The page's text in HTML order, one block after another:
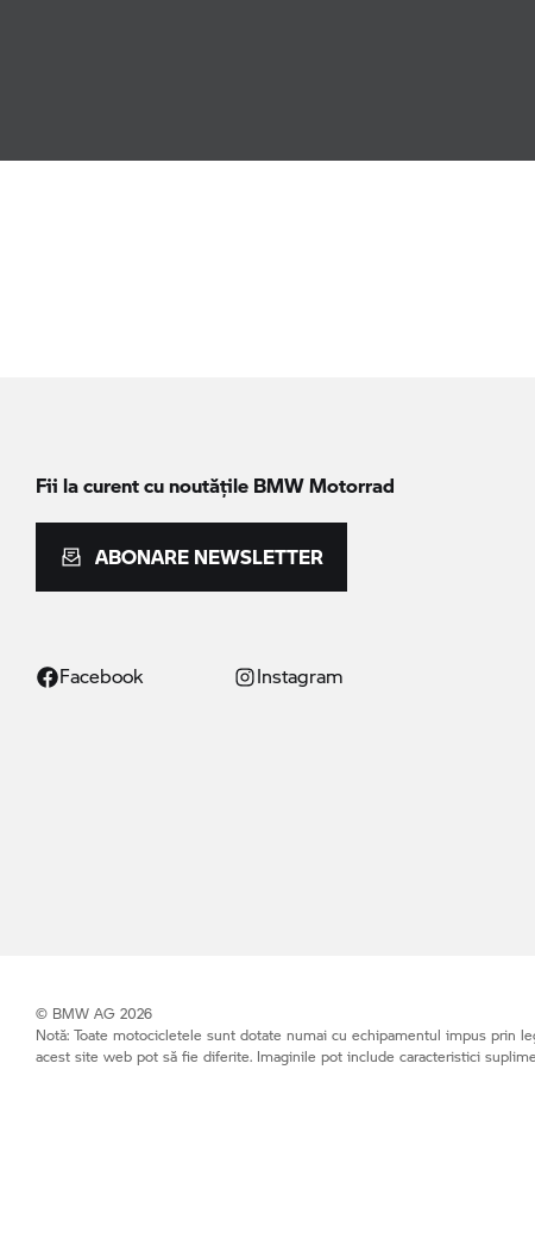
Fii la curent cu noutățile BMW Motorrad
ABONARE NEWSLETTER
Facebook Instagram
© BMW AG 2026
Notă: Toate motocicletele sunt dotate numai cu echipamentul impus prin
acest site web pot să fie diferite. Imaginile pot include caracteristici